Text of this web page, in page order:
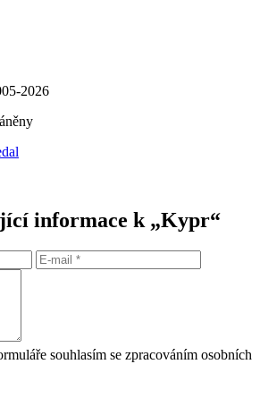
2026
informace k „Kypr“
souhlasím se zpracováním osobních